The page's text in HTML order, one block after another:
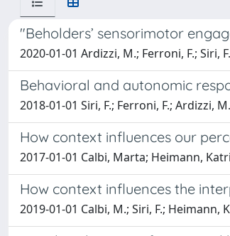
"Beholders’ sensorimotor
2020-01-01 Ardizzi, M.; Ferroni, F.; Siri,
Behavioral and autonomic
2018-01-01 Siri, F.; Ferroni, F.; Ardizzi,
How context influences our
2017-01-01 Calbi, Marta; Heimann,
How context influences the
2019-01-01 Calbi, M.; Siri, F.; Heimann,